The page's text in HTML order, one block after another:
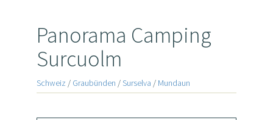
Panorama Camping
Surcuolm
Schweiz / Graubünden /Surselva / Mundaun